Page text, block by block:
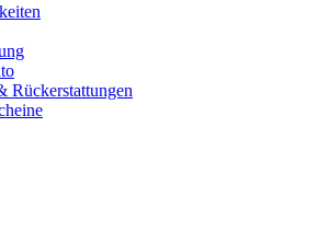
Rückerstattungen